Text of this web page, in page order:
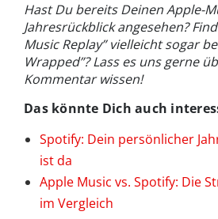
Hast Du bereits Deinen Apple-
Jahresrückblick angesehen?
Music Replay” vielleicht sogar
Wrapped”? Lass es uns gerne
Kommentar wissen!
Das könnte Dich auch
Spotify: Dein persönlicher
ist da
Apple Music vs. Spotify: Die
im Vergleich